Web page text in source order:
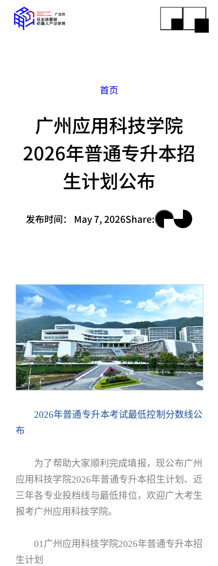
首页
广州应用科技学院
2026年普通专升本招
生计划公布
发布时间： May 7, 2026Share:
2026年普通专升本考试最低控制分数线公
布
为了帮助大家顺利完成填报，现公布广州
应用科技学院2026年普通专升本招生计划、近
三年各专业投档线与最低排位，欢迎广大考生
报考广州应用科技学院。
01广州应用科技学院2026年普通专升本招
生计划